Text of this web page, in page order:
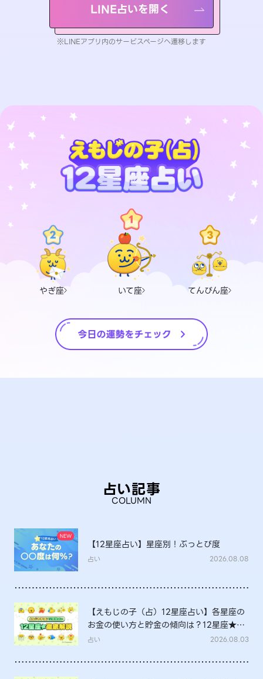
LINE占いを開く
※LINEアプリ内のサービスページへ遷移します
やぎ座 いて座 てんびん座
占い記事
COLUMN
【12星座占い】星座別！ぶっとび度
占い 2026.08.08
【えもじの子（占）12星座占い】各星座の
お金の使い方と貯金の傾向は？12星座★徹
底解説
占い 2026.08.03